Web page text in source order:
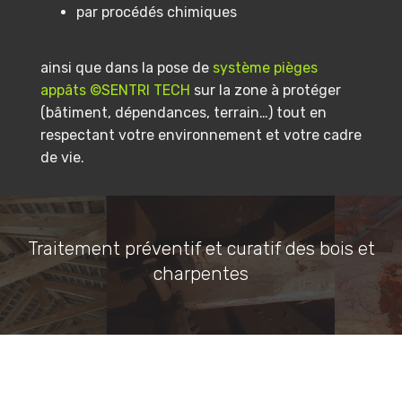
par procédés chimiques
ainsi que dans la pose de système pièges
appâts ©SENTRI TECH sur la zone à protéger
(bâtiment, dépendances, terrain…) tout en
respectant votre environnement et votre cadre
de vie.
Traitement préventif et curatif des bois et
charpentes